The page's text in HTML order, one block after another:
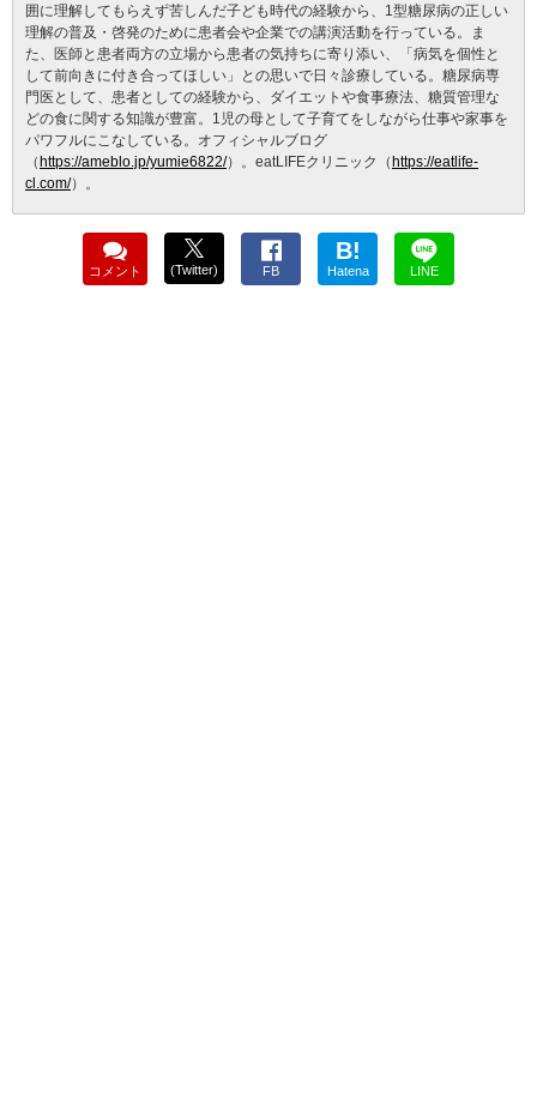
囲に理解してもらえず苦しんだ子ども時代の経験から、1型糖尿病の正しい
理解の普及・啓発のために患者会や企業での講演活動を行っている。ま
た、医師と患者両方の立場から患者の気持ちに寄り添い、「病気を個性と
して前向きに付き合ってほしい」との思いで日々診療している。糖尿病専
門医として、患者としての経験から、ダイエットや食事療法、糖質管理な
どの食に関する知識が豊富。1児の母として子育てをしながら仕事や家事を
パワフルにこなしている。オフィシャルブログ
（https://ameblo.jp/yumie6822/）。eatLIFEクリニック（https://eatlife-
cl.com/）。
コメント (Twitter) FB
B!
Hatena LINE